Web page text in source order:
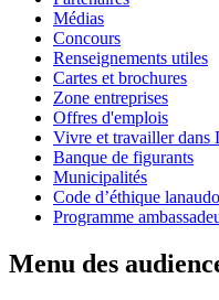
Médias
Concours
Renseignements utiles
Cartes et brochures
Zone entreprises
Offres d'emplois
Vivre et travailler dans
Banque de figurants
Municipalités
Code d’éthique
Programme
Menu des